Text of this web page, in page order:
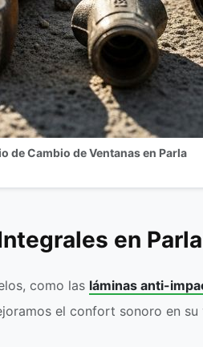
de Cambio de Ventanas en Parla
en Parla
como las láminas anti-
el confort sonoro en su